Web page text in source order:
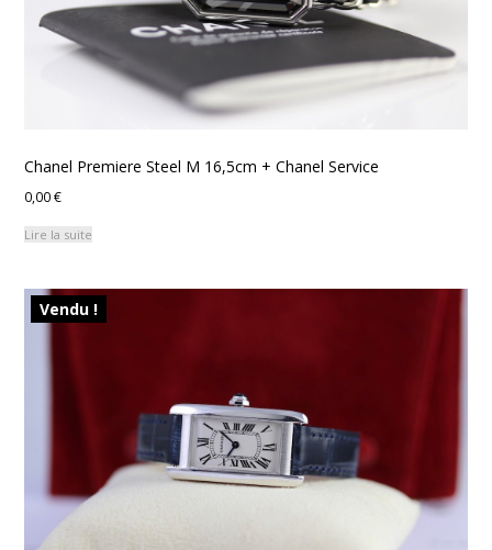
Chanel Premiere Steel M 16,5cm + Chanel Service
0,00€
Lire la suite
Vendu !